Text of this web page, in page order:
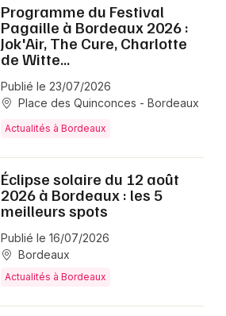
Programme du Festival
Pagaille à Bordeaux 2026 :
Jok'Air, The Cure, Charlotte
de Witte...
Publié le 23/07/2026
Place des Quinconces - Bordeaux
Actualités à Bordeaux
Éclipse solaire du 12 août
2026 à Bordeaux : les 5
meilleurs spots
Publié le 16/07/2026
Bordeaux
Actualités à Bordeaux